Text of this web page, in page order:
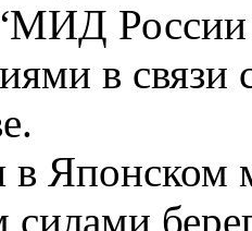
России
в
в
силами